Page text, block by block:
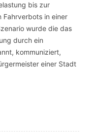
bis zur
Fahrverbots in einer
wurde die das
durch ein
kommuniziert,
einer Stadt